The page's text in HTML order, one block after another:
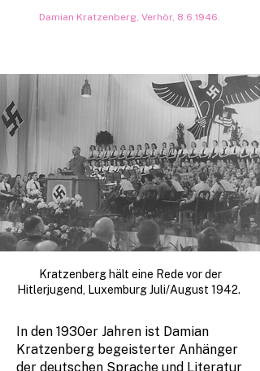
Damian Kratzenberg, Verhör, 8.6.1946.
Kratzenberg hält eine Rede vor der
Hitlerjugend, Luxemburg Juli/August 1942.
In den 1930er Jahren ist Damian
Kratzenberg begeisterter Anhänger
der deutschen Sprache und Literatur